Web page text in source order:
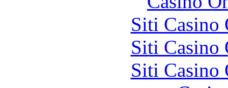
Siti Casino
Siti Casino
Siti Casino